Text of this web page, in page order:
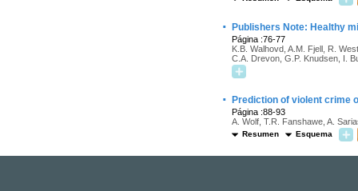
· Publishers Note: Healthy
Página :76-77
K.B. Walhovd, A.M. Fjell, R.
C.A. Drevon, G.P. Knudsen, I.
· Prediction of violent crime
Página :88-93
A. Wolf, T.R. Fanshawe, A.
Resumen Esquema